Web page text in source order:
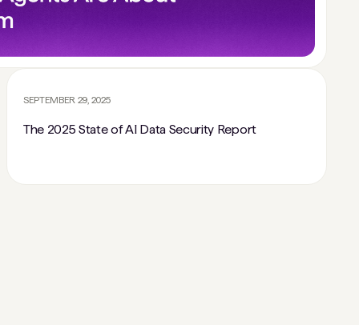
SEPTEMBER 29, 2025
The 2025 State of AI Data Security Report